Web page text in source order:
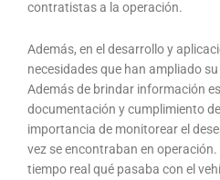
contratistas a la operación.
Además, en el desarrollo y
necesidades que han ampliado
Además de brindar información
documentación y cumplimiento
importancia de monitorear el
vez se encontraban en operación.
tiempo real qué pasaba con el